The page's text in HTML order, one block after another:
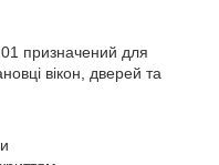
призначений для
вікон, дверей та